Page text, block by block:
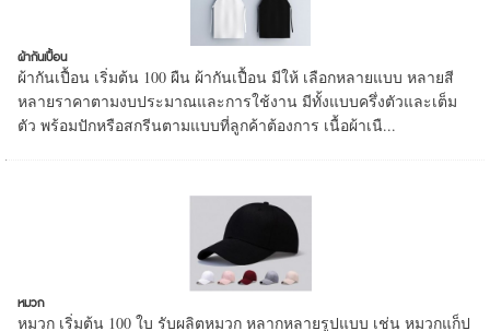
ผ้ากันเปื้อน
ผ้ากันเปื้อน เริ่มต้น 100 ผืน ผ้ากันเปื้อน มีให้ เลือกหลายแบบ หลายสี
หลายราคาตามงบประมาณและการใช้งาน มีทั้งแบบครึ่งตัวและเต็ม
ตัว พร้อมปักหรือสกรีนตามแบบที่ลูกค้าต้องการ เนื้อผ้าเนื...
หมวก
หมวก เริ่มต้น 100 ใบ รับผลิตหมวก หลากหลายรูปแบบ เช่น หมวกแก็ป